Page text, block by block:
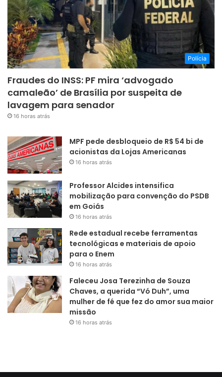
Polícia
Fraudes do INSS: PF mira ‘advogado
camaleão’ de Brasília por suspeita de
lavagem para senador
16 horas atrás
MPF pede desbloqueio de R$ 54 bi de
acionistas da Lojas Americanas
16 horas atrás
Professor Alcides intensifica
mobilização para convenção do PSDB
em Goiás
16 horas atrás
Rede estadual recebe ferramentas
tecnológicas e materiais de apoio
para o Enem
16 horas atrás
Faleceu Josa Terezinha de Souza
Chaves, a querida “Vó Duh”, uma
mulher de fé que fez do amor sua maior
missão
16 horas atrás